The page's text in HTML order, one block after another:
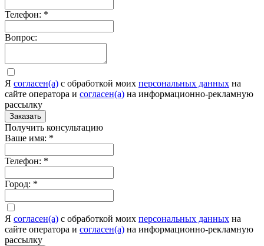
Телефон: *
Вопрос:
Я согласен(а) c обработкой моих персональных данных на
сайте оператора и согласен(а) на информационно-рекламную
рассылку
Заказать
Получить консультацию
Ваше имя: *
Телефон: *
Город: *
Я согласен(а) c обработкой моих персональных данных на
сайте оператора и согласен(а) на информационно-рекламную
рассылку